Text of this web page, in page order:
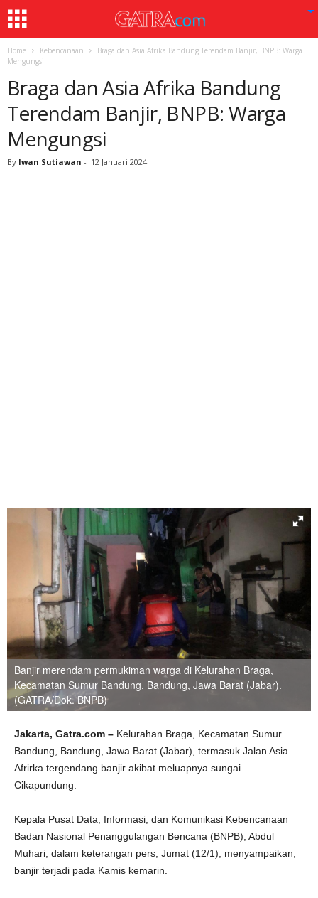
Home Kebencanaan
Braga dan Asia Afrika Bandung Terendam Banjir, BNPB: Warga
Mengungsi
Braga dan Asia Afrika Bandung
Terendam Banjir, BNPB: Warga
Mengungsi
By Iwan Sutiawan - 12 Januari 2024
Banjir merendam permukiman warga di Kelurahan Braga,
Kecamatan Sumur Bandung, Bandung, Jawa Barat (Jabar).
(GATRA/Dok. BNPB)
Jakarta, Gatra.com – Kelurahan Braga, Kecamatan Sumur
Bandung, Bandung, Jawa Barat (Jabar), termasuk Jalan Asia
Afrirka tergendang banjir akibat meluapnya sungai
Cikapundung.
Kepala Pusat Data, Informasi, dan Komunikasi Kebencanaan
Badan Nasional Penanggulangan Bencana (BNPB), Abdul
Muhari, dalam keterangan pers, Jumat (12/1), menyampaikan,
banjir terjadi pada Kamis kemarin.